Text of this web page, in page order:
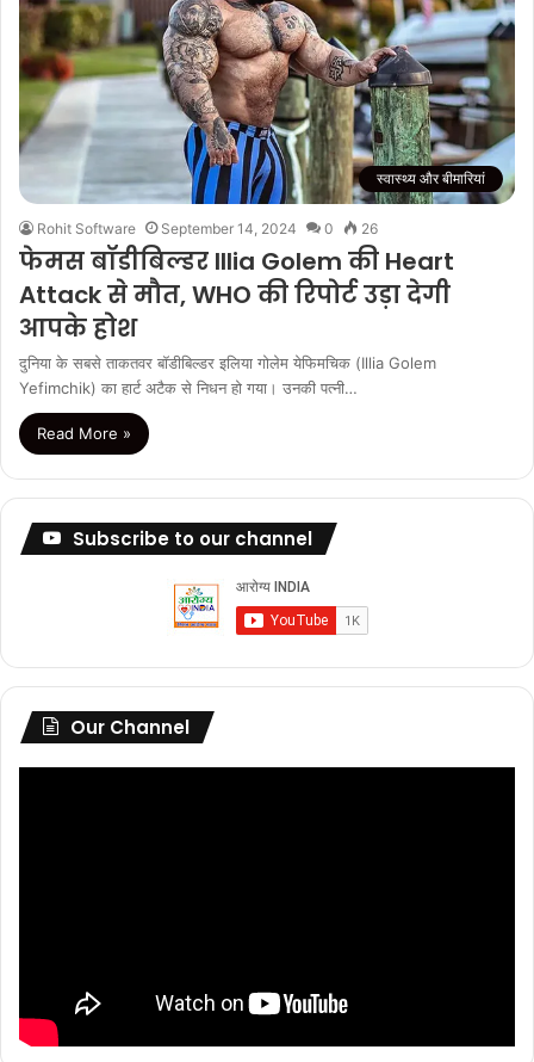
स्वास्थ्य और बीमारियां
Rohit Software September 14, 2024 0 26
फेमस बॉडीबिल्डर Illia Golem की Heart
Attack से मौत, WHO की रिपोर्ट उड़ा देगी
आपके होश
दुनिया के सबसे ताकतवर बॉडीबिल्डर इलिया गोलेम येफिमचिक (Illia Golem
Yefimchik) का हार्ट अटैक से निधन हो गया। उनकी पत्नी…
Read More »
Subscribe to our channel
Our Channel